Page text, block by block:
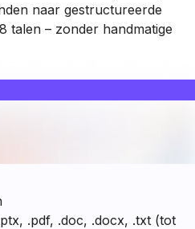
naar gestructureerde
talen – zonder handmatige
.pdf, .doc, .docx, .txt (tot